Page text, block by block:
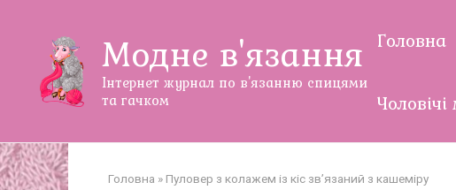
Модне в'язання
Інтернет журнал по в'язанню спицями
та гачком
Головна
Головна » Пуловер з колажем із кіс зв’язаний з кашеміру